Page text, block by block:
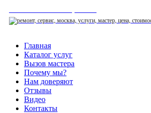
Главная
Каталог услуг
Вызов мастера
Почему мы?
Нам доверяют
Отзывы
Видео
Контакты